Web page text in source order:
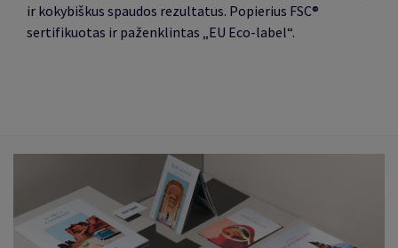
ir kokybiškus spaudos rezultatus. Popierius FSC®
sertifikuotas ir paženklintas „EU Eco-label“.